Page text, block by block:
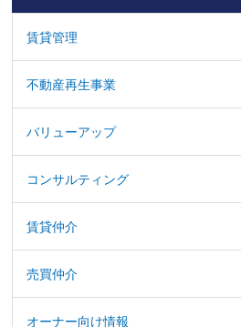
賃貸管理
不動産再生事業
バリューアップ
コンサルティング
賃貸仲介
売買仲介
オーナー向け情報